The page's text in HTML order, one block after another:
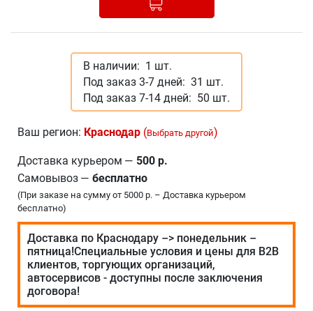
В наличии: 1 шт.
Под заказ 3-7 дней: 31 шт.
Под заказ 7-14 дней: 50 шт.
Ваш регион: Краснодар (Выбрать другой)
Доставка курьером — 500 р.
Самовывоз — бесплатно
(При заказе на сумму от 5000 р. – Доставка курьером
бесплатно)
Доставка по Краснодару –> понедельник –
пятница!Специальные условия и цены для В2В
клиентов, торгующих организаций,
автосервисов - доступны после заключения
договора!